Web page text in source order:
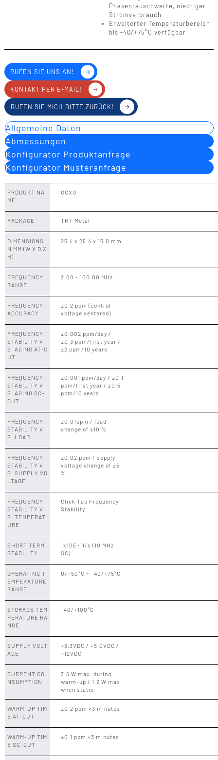
Phasenrauschwerte, niedriger
Stromverbrauch
Erweiterter Temperaturbereich
bis -40/+75°C verfügbar
RUFEN SIE UNS AN!
KONTAKT PER E-MAIL!
RUFEN SIE MICH BITTE ZURÜCK!
Allgemeine Daten
Abmessungen
Konfigurator Produktanfrage
Konfigurator Musteranfrage
PRODUKT NA
ME
OCXO
PACKAGE THT Metal
DIMENSIONS I
N MM (W X D X
H)
25.4 x 25.4 x 15.0 mm
FREQUENCY
RANGE
2.00 - 100.00 MHz
FREQUENCY
ACCURACY
±0.2 ppm (control
voltage centered)
FREQUENCY
STABILITY V
S. AGING AT-C
UT
±0.002 ppm/day /
±0.3 ppm/first year /
±2 ppm/10 years
FREQUENCY
STABILITY V
S. AGING SC-
CUT
±0.001 ppm/day / ±0.1
ppm/first year / ±0.5
ppm/10 years
FREQUENCY
STABILITY V
S. LOAD
±0.01ppm / load
change of ±10 %
FREQUENCY
STABILITY V
S. SUPPLY VO
LTAGE
±0.02 ppm / supply
voltage change of ±5
%
FREQUENCY
STABILITY V
S. TEMPERAT
URE
Click Tab Frequency
Stability
SHORT TERM
STABILITY
1x10E-11/s (10 MHz
SC)
OPERATING T
EMPERATURE
RANGE
0/+50°C ~ -40/+75°C
STORAGE TEM
PERATURE RA
NGE
-40/+100°C
SUPPLY VOLT
AGE
+3.3VDC / +5.0VDC /
+12VDC
CURRENT CO
NSUMPTION
3.6 W max. during
warm-up / 1.2 W max.
when static
WARM-UP TIM
E AT-CUT
±0.2 ppm <3 minutes
WARM-UP TIM
E SC-CUT
±0.1 ppm <3 minutes